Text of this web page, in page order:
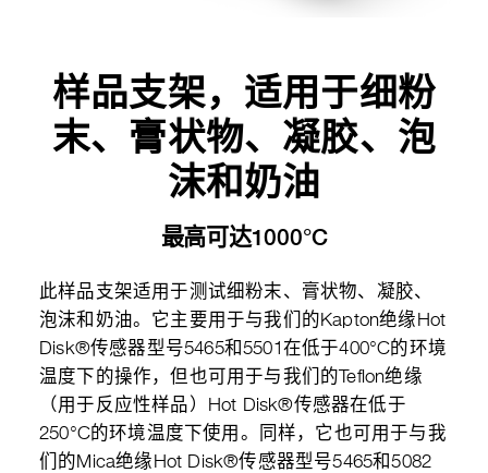
样品支架，适用于细粉
末、膏状物、凝胶、泡
沫和奶油
最高可达1000°C
此样品支架适用于测试细粉末、膏状物、凝胶、
泡沫和奶油。它主要用于与我们的Kapton绝缘Hot
Disk®传感器型号5465和5501在低于400°C的环境
温度下的操作，但也可用于与我们的Teflon绝缘
（用于反应性样品）Hot Disk®传感器在低于
250°C的环境温度下使用。同样，它也可用于与我
们的Mica绝缘Hot Disk®传感器型号5465和5082